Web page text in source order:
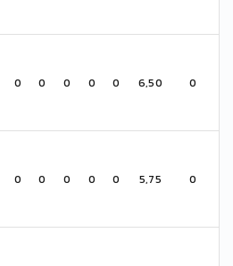
0 0 0 0 0 6,50 0
0 0 0 0 0 5,75 0